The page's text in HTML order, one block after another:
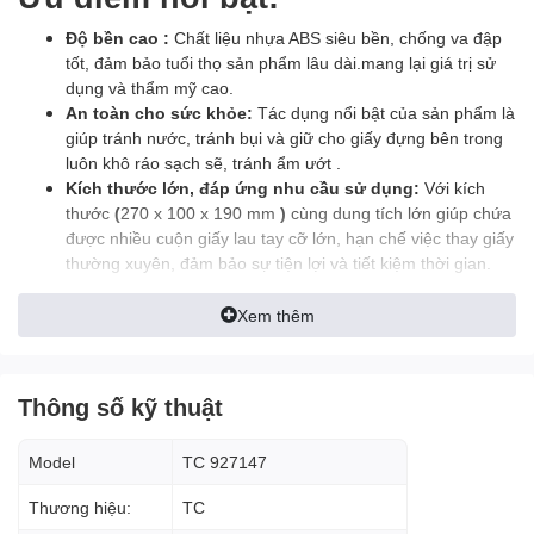
Độ bền cao : Chất liệu nhựa ABS siêu bền, chống va đập
tốt, đảm bảo tuổi thọ sản phẩm lâu dài.mang lại giá trị sử
dụng và thẩm mỹ cao.
An toàn cho sức khỏe: Tác dụng nổi bật của sản phẩm là
giúp tránh nước, tránh bụi và giữ cho giấy đựng bên trong
luôn khô ráo sạch sẽ, tránh ẩm ướt .
Kích thước lớn, đáp ứng nhu cầu sử dụng: Với kích
thước (270 x 100 x 190 mm ) cùng dung tích lớn giúp chứa
được nhiều cuộn giấy lau tay cỡ lớn, hạn chế việc thay giấy
thường xuyên, đảm bảo sự tiện lợi và tiết kiệm thời gian.
phẩm dễ dàng lắp đặt , hơn nữa bề mặt nhẵn mịn giúp việc
vệ sinh dễ dàng, chỉ cần lau nhẹ bằng khăn ẩm.
Phạm vi sử dụng
Hộp đựng giấy tờ lớn
chất lượng cao TC 927147 là lựa chọn hoàn
Nhà vệ sinh:
Xem thêm
Thông số kỹ thuật
Model TC 927147
Thương hiệu: TC